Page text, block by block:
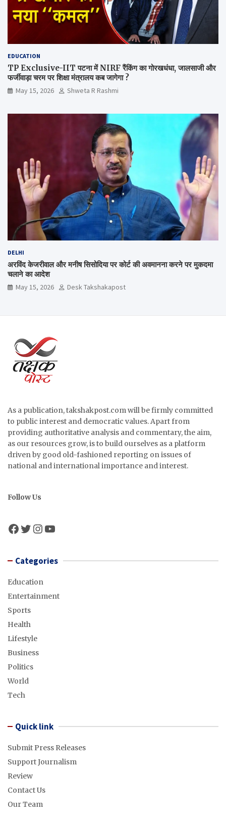
EDUCATION
TP Exclusive-IIT पटना में NIRF रैंकिंग का गोरखधंधा, जालसाजी और
फर्जीवाड़ा चरम पर शिक्षा मंत्रालय कब जागेगा ?
May 15, 2026 Shweta R Rashmi
DELHI
अरविंद केजरीवाल और मनीष सिसोदिया पर कोर्ट की अवमानना करने पर मुकदमा
चलाने का आदेश
May 15, 2026 Desk Takshakapost
As a publication, takshakpost.com will be firmly committed
to public interest and democratic values. Apart from
providing authoritative analysis and commentary, the aim,
as our resources grow, is to build ourselves as a platform
driven by good old-fashioned reporting on issues of
national and international importance and interest.
Follow Us
Facebook
Twitter
Instagram
YouTube
Categories
Education
Entertainment
Sports
Health
Lifestyle
Business
Politics
World
Tech
Quick link
Submit Press Releases
Support Journalism
Review
Contact Us
Our Team